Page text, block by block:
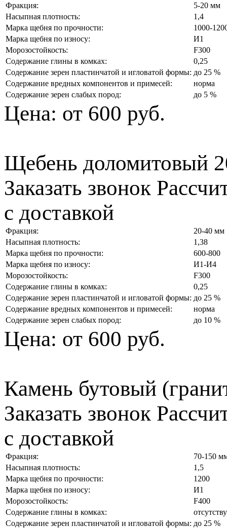
Фракция:
5-20 мм
Насыпная плотность:
1,4
Марка щебня по прочности:
1000-
Марка щебня по износу:
И1
Морозостойкость:
F300
Содержание глины в комках:
0,25
Содержание зерен пластинчатой и игловатой формы: до 25 %
Содержание вредных компонентов и примесей:
норма
Содержание зерен слабых пород:
до 5 %
Цена: от 600 руб.
Щебень доломитовый
Заказать звонок
с доставкой
Фракция:
20-40 мм
Насыпная плотность:
1,38
Марка щебня по прочности:
600-800
Марка щебня по износу:
И1-И4
Морозостойкость:
F300
Содержание глины в комках:
0,25
Содержание зерен пластинчатой и игловатой формы: до 25 %
Содержание вредных компонентов и примесей:
норма
Содержание зерен слабых пород:
до 10 %
Цена: от 600 руб.
Камень бутовый
Заказать звонок
с доставкой
Фракция:
70-150
Насыпная плотность:
1,5
Марка щебня по прочности:
1200
Марка щебня по износу:
И1
Морозостойкость:
F400
Содержание глины в комках:
Содержание зерен пластинчатой и игловатой формы: до 25 %